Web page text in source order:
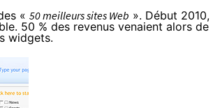
« 50 meilleurs sites Web ». Début 2010,
50 % des revenus venaient alors de
widgets.